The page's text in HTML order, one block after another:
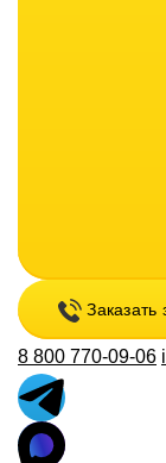
Заказать
8 800 770-09-06